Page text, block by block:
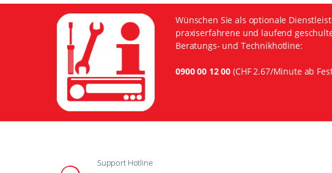
Wünschen Sie als optionale
praxiserfahrene und laufend
Beratungs- und Technikhotline:
0900 00 12 00 (CHF 2.67/Minute ab
Support Hotline